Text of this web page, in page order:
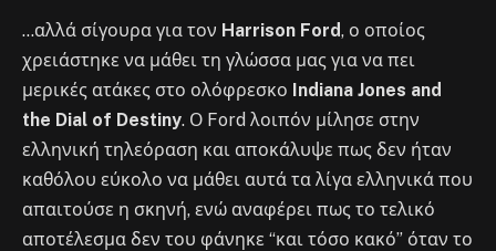
…αλλά σίγουρα για τον Harrison Ford, ο οποίος
χρειάστηκε να μάθει τη γλώσσα μας για να πει
μερικές ατάκες στο ολόφρεσκο Indiana Jones and
the Dial of Destiny. Ο Ford λοιπόν μίλησε στην
ελληνική τηλεόραση και αποκάλυψε πως δεν ήταν
καθόλου εύκολο να μάθει αυτά τα λίγα ελληνικά που
απαιτούσε η σκηνή, ενώ αναφέρει πως το τελικό
αποτέλεσμα δεν του φάνηκε “και τόσο κακό” όταν το